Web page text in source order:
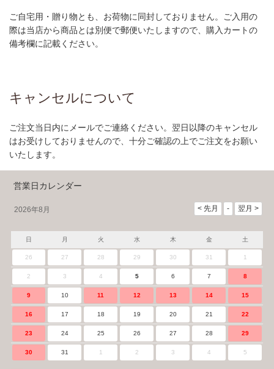
ご自宅用・贈り物とも、お荷物に同封しておりません。ご入用の
際は当店から商品とは別便で郵便いたしますので、購入カートの
備考欄に記載ください。
キャンセルについて
ご注文当日内にメールでご連絡ください。翌日以降のキャンセル
はお受けしておりませんので、十分ご確認の上でご注文をお願い
いたします。
営業日カレンダー
2026年8月
日 月 火 水 木 金 土
26 27 28 29 30 31 1
2 3 4 5 6 7 8
9 10 11 12 13 14 15
16 17 18 19 20 21 22
23 24 25 26 27 28 29
30 31 1 2 3 4 5